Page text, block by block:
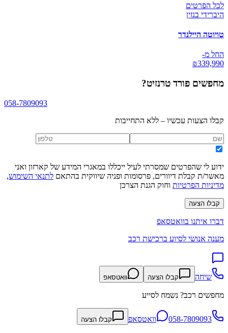
לכל הפרטים
היברידי בנזין
טויוטה היילנדר
החל מ-
₪339,990
מחפשים פורד טרנזיט?
058-7809093
קבלו הצעות עכשיו – ללא התחייבות
ידוע לי שהפרטים שמסרתי לעיל ייכללו במאגרי המידע של קארזון ואני
מאשר/ת קבלת דיוורים, פרסומות ופניה שיווקית בהתאם לתנאי השימוש,
מדיניות הפרטיות וחוק הגנת הצרכן
קבלו הצעה
דברו איתנו בוואטסאפ
מענה אנושי לסיוע ברכישת רכב
שיחה קבלו הצעה וואטסאפ
מחפשים רכב? נשמח לסייע
058-7809093 וואטסאפ קבלו הצעה